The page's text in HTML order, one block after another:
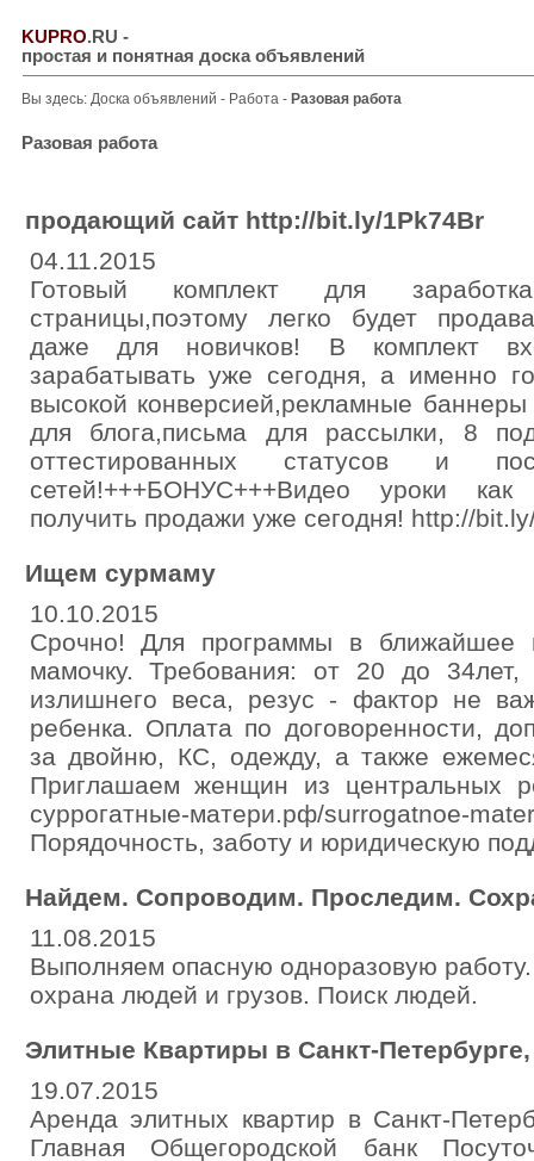
KUPRO.RU -
простая и понятная доска объявлений
Вы здесь: Доска объявлений - Работа - Разовая работа
Разовая работа
продающий сайт http://bit.ly/1Pk74Br
04.11.2015
Готовый комплект для
страницы,поэтому легко будет
даже для новичков! В комплект
зарабатывать уже сегодня, а именно
высокой конверсией,рекламные баннеры
для блога,письма для рассылки, 8
оттестированных статусов и
сетей!+++БОНУС+++Видео уроки
получить продажи уже сегодня! http://
Ищем сурмаму
10.10.2015
Срочно! Для программы в ближайшее
мамочку. Требования: от 20 до
излишнего веса, резус - фактор не
ребенка. Оплата по договоренности,
за двойню, КС, одежду, а также
Приглашаем женщин из центральных
суррогатные-матери.рф/
Порядочность, заботу и юридическую
Найдем. Сопроводим. Проследим.
11.08.2015
Выполняем опасную одноразовую
охрана людей и грузов. Поиск людей.
Элитные Квартиры в Санкт-
19.07.2015
Аренда элитных квартир в Санкт-
Главная Общегородской банк